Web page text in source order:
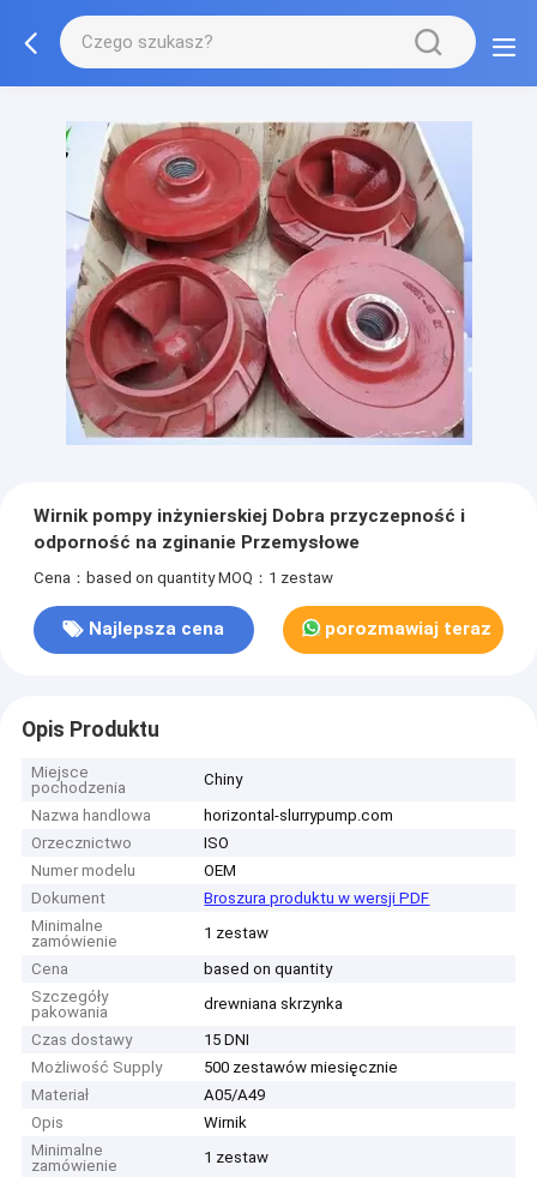
Wirnik pompy inżynierskiej Dobra przyczepność i
odporność na zginanie Przemysłowe
Cena：based on quantity MOQ：1 zestaw
Najlepsza cena porozmawiaj teraz
Opis Produktu
Miejsce
pochodzenia
Chiny
Nazwa handlowa
horizontal-slurrypump.com
Orzecznictwo
ISO
Numer modelu
OEM
Dokument
Broszura produktu w wersji PDF
Minimalne
zamówienie
1 zestaw
Cena
based on quantity
Szczegóły
pakowania
drewniana skrzynka
Czas dostawy
15 DNI
Możliwość Supply
500 zestawów miesięcznie
Materiał
A05/A49
Opis
Wirnik
Minimalne
zamówienie
1 zestaw